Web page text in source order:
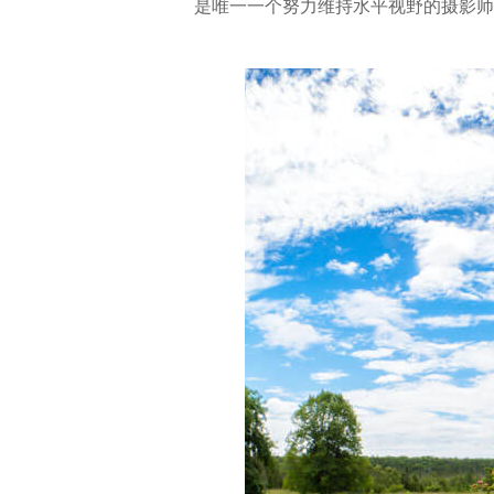
是唯一一个努力维持水平视野的摄影